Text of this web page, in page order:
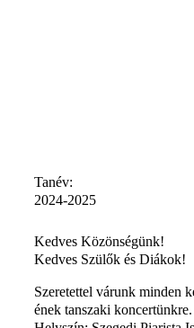
Tanév:
2024-2025
Kedves Közönségünk!
Kedves Szülők és Diákok!
Szeretettel várunk minden
ének tanszaki koncertünkre.